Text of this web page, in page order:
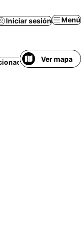
Iniciar sesión Menú
Departamento
Ver mapa